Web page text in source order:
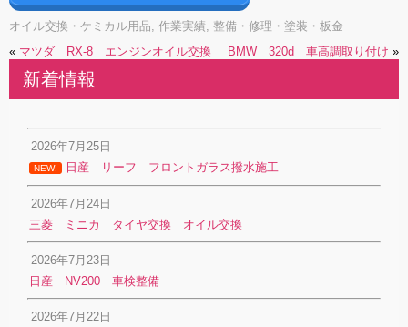
オイル交換・ケミカル用品, 作業実績, 整備・修理・塗装・板金
« マツダ RX-8 エンジンオイル交換 BMW 320d 車高調取り付け »
新着情報
2026年7月25日
NEW! 日産 リーフ フロントガラス撥水施工
2026年7月24日
三菱 ミニカ タイヤ交換 オイル交換
2026年7月23日
日産 NV200 車検整備
2026年7月22日